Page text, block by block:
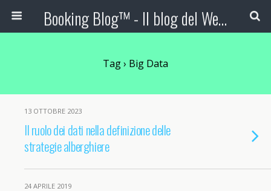
Booking Blog™ - Il blog del Web Marketing Turistico
Tag › Big Data
13 OTTOBRE 2023
Il ruolo dei dati nella definizione delle
strategie alberghiere
24 APRILE 2019